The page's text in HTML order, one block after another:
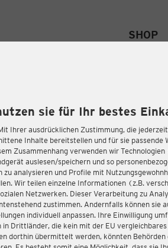
sie für Ihr bestes
Ihrer ausdrücklichen Zustimmung, die
Inhalte bereitstellen und für sie passende
Zusammenhang verwenden wir Technologien
auslesen/speichern und so
analysieren und Profile mit
Wir teilen einzelne Informationen (z.B.
Netzwerken. Dieser Verarbeitung zu
zustimmen. Andernfalls können sie
individuell anpassen. Ihre Einwilligung
Drittländer, die kein mit der EU
dorthin übermittelt werden, könnten Behörden
SHOP